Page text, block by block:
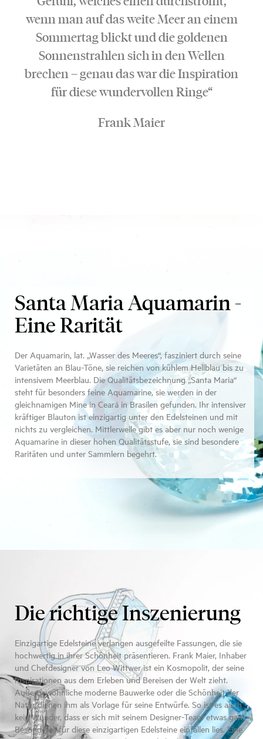
wenn man auf das weite Meer an einem
Sommertag blickt und die goldenen
Sonnenstrahlen sich in den Wellen
brechen – genau das war die Inspiration
für diese wundervollen Ringe“
Frank Maier
Santa Maria Aquamarin -
Eine Rarität
Der Aquamarin, lat. „Wasser des Meeres“, fasziniert durch seine
Varietäten an Blau-Töne, sie reichen von kühlem Hellblau bis zu
intensivem Meerblau. Die Qualitätsbezeichnung „Santa Maria“
steht für besonders feine Aquamarine, sie werden in der
gleichnamigen Mine in Ceará in Brasilen gefunden. Ihr intensiver
kräftiger Blauton ist einzigartig unter den Edelsteinen und mit
nichts zu vergleichen. Mittlerweile gibt es aber nur noch wenige
Aquamarine in dieser hohen Qualitätsstufe, sie sind besondere
Raritäten und unter Sammlern begehrt.
Die richtige Inszenierung
Einzigartige Edelsteine verlangen ausgefeilte Fassungen, die sie
hochwertig in ihrer Schönheit präsentieren. Frank Maier, Inhaber
und Chefdesigner von Leo Wittwer ist ein Kosmopolit, der seine
Inspirationen aus dem Erleben und Bereisen der Welt zieht.
Außergewöhnliche moderne Bauwerke oder die Schönheit der
Natur dienen ihm als Vorlage für seine Entwürfe. So ist es auch
kein Wunder, dass er sich mit seinem Designer-Team etwas ganz
Besonderes für diese einzigartigen Edelsteine einfallen lies. Eine